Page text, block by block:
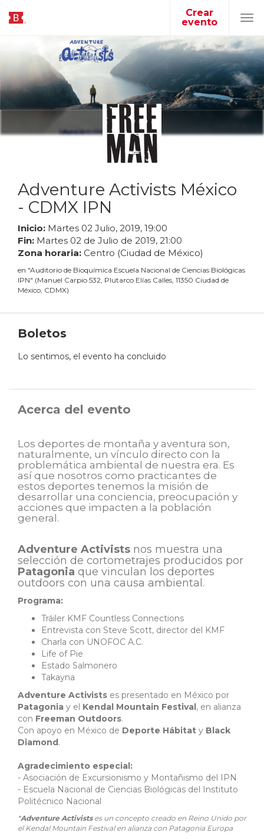
Crear
evento
Adventure Activists México
- CDMX IPN
Inicio: Martes 02 Julio, 2019, 19:00
Fin: Martes 02 de Julio de 2019, 21:00
Zona horaria: Centro (Ciudad de México)
en "Auditorio de Bioquímica Escuela Nacional de Ciencias Biológicas
IPN" (Manuel Carpio 532, Plutarco Elías Calles, 11350 Ciudad de
México, CDMX)
Boletos
Lo sentimos, el evento ha concluido
Acerca del evento
Los deportes de montaña y aventura son,
naturalmente, un vínculo directo con la
problemática ambiental de nuestra era. Es
así que nosotros como practicantes de
estos deportes tenemos la misión de
desarrollar una conciencia, preocupación y
acciones que impacten a la población
general.
Adventure Activists nos muestra una
selección de cortometrajes producidos por
Patagonia que vinculan los deportes
outdoors con una causa ambiental.
Programa:
Tráiler KMF Countless Connections
Entrevista con Steve Scott, director del KMF
Charla con UNOFOC A.C.
Life of Pie
Estado Salmonero
Takayna
Adventure Activists es presentado en México por
Patagonia y el Kendal Mountain Festival , en alianza
con Freeman Outdoors.
Con apoyo en México de Deporte Hábitat y Black
Diamond .
Agradecimiento especial:
- Asociación de Excursionismo y Montañismo del IPN
- Escuela Nacional de Ciencias Biológicas del Instituto
Politécnico Nacional
*Adventure Activistses un concepto creado en Reino Unido por
el Kendal Mountain Festival en alianza con Patagonia Europa